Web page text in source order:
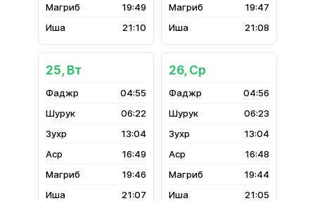
19:49
21:10
19:47
21:08
25, Вт
04:55
06:22
13:04
16:49
19:46
21:07
26, Ср
04:56
06:23
13:04
16:48
19:44
21:05